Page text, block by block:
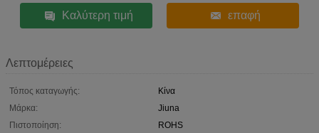
Καλύτερη τιμή επαφή
Λεπτομέρειες
Τόπος καταγωγής:
Κίνα
Μάρκα:
Jiuna
Πιστοποίηση:
ROHS